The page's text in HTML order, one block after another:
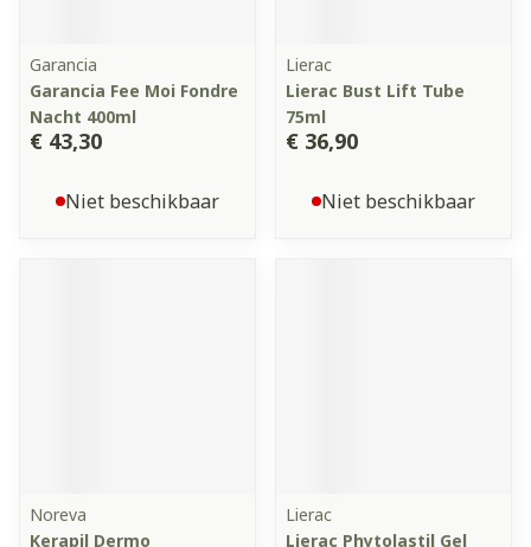
Garancia
Garancia Fee Moi Fondre
Nacht 400ml
€ 43,30
Niet beschikbaar
Lierac
Lierac Bust Lift Tube
75ml
€ 36,90
Niet beschikbaar
Noreva
Kerapil Dermo
Lierac
Lierac Phytolastil Gel